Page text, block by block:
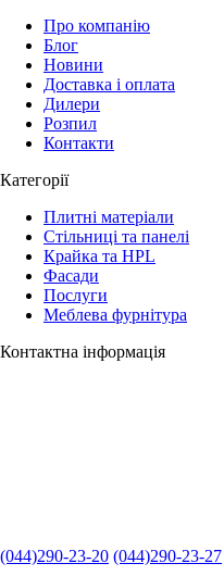
Про компанію
Блог
Новини
Доставка і оплата
Дилери
Розпил
Контакти
Категорії
Плитні матеріали
Стільниці та панелі
Крайка та HPL
Фасади
Послуги
Меблева фурнітура
Контактна інформація
(044)290-23-20 (044)290-23-27